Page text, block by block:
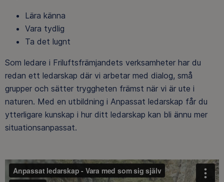
Lära känna
Vara tydlig
Ta det lugnt
Som ledare i Friluftsfrämjandets verksamheter har du
redan ett ledarskap där vi arbetar med dialog, små
grupper och sätter tryggheten främst när vi är ute i
naturen. Med en utbildning i Anpassat ledarskap får du
ytterligare kunskap i hur ditt ledarskap kan bli ännu mer
situationsanpassat.